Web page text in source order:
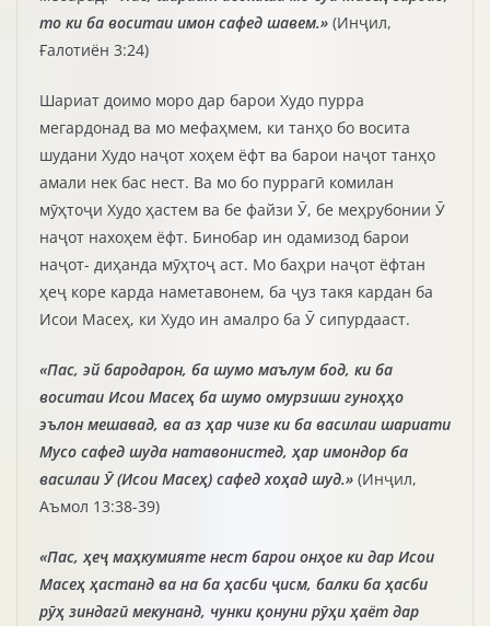
то ки ба воситаи имон сафед шавем.» (Инҷил,
Ғалотиён 3:24)
Шариат доимо моро дар барои Худо пурра
мегардонад ва мо мефаҳмем, ки танҳо бо восита
шудани Худо наҷот хоҳем ёфт ва барои наҷот танҳо
амали нек бас нест. Ва мо бо пуррагӣ комилан
мӯҳтоҷи Худо ҳастем ва бе файзи Ӯ, бе меҳрубонии Ӯ
наҷот нахоҳем ёфт. Бинобар ин одамизод барои
наҷот- диҳанда мӯҳтоҷ аст. Мо баҳри наҷот ёфтан
ҳеҷ коре карда наметавонем, ба ҷуз такя кардан ба
Исои Масеҳ, ки Худо ин амалро ба Ӯ сипурдааст.
«Пас, эй бародарон, ба шумо маълум бод, ки ба
воситаи Исои Масеҳ ба шумо омурзиши гуноҳҳо
эълон мешавад, ва аз ҳар чизе ки ба василаи шариати
Мусо сафед шуда натавонистед, ҳар имондор ба
василаи Ӯ (Исои Масеҳ) сафед хоҳад шуд.» (Инҷил,
Аъмол 13:38-39)
«Пас, ҳеҷ маҳкумияте нест барои онҳое ки дар Исои
Масеҳ ҳастанд ва на ба ҳасби ҷисм, балки ба ҳасби
рӯҳ зиндагӣ мекунанд, чунки қонуни рӯҳи ҳаёт дар